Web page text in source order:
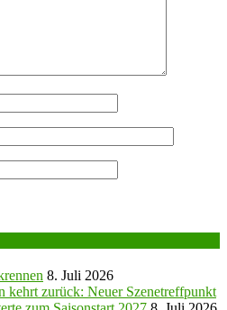
8. Juli 2026
kehrt zurück: Neuer Szenetreffpunkt